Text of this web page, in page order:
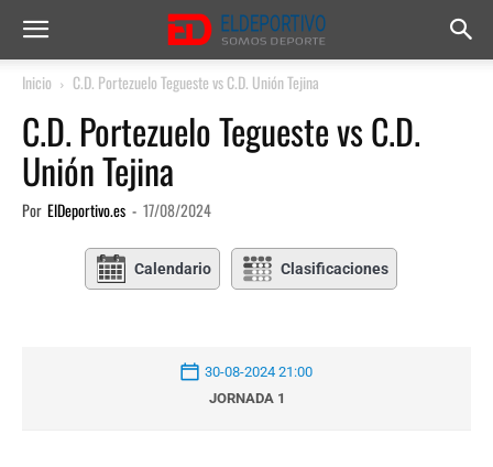
Inicio C.D. Portezuelo Tegueste vs C.D. Unión Tejina
C.D. Portezuelo Tegueste vs C.D.
Unión Tejina
Por ElDeportivo.es - 17/08/2024
Calendario Clasificaciones
30-08-2024 21:00
JORNADA 1